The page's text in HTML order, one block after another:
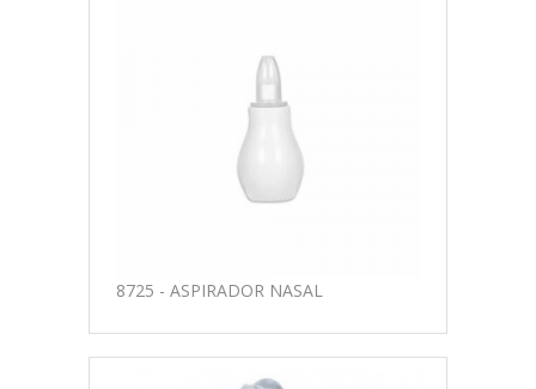
8725 - ASPIRADOR NASAL